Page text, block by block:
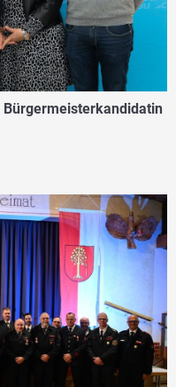
Bürgermeisterkandidatin